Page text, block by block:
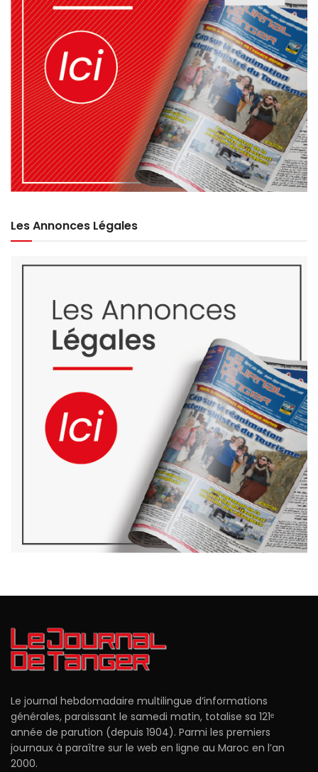
Les Annonces Légales
Le journal hebdomadaire multilingue d’informations
générales, paraissant le samedi matin, totalise sa 121ᵉ
année de parution (depuis 1904). Parmi les premiers
journaux à paraître sur le web en ligne au Maroc en l’an
2000.